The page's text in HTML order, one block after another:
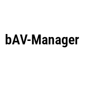
bAV-Manager